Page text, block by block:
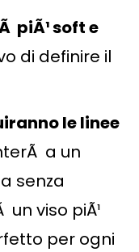
piÃ¹ soft e
di definire il
le linee
a un
senza
viso piÃ¹
per ogni